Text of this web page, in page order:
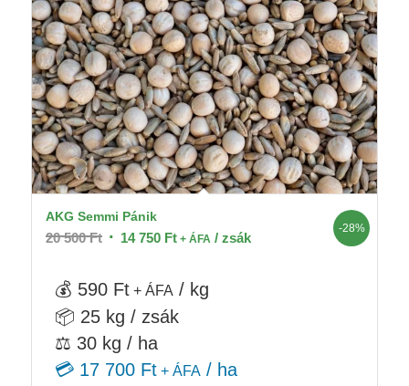
AKG Semmi Pánik
20 500Ft Original
20
500 Ft.
14 750 FtCurrent
14
750 Ft.
+ ÁFA / zsák
-28%
💰 590 Ft+ ÁFA / kg
📦 25 kg / zsák
⚖️ 30 kg / ha
💳 17 700 Ft+ ÁFA/ ha